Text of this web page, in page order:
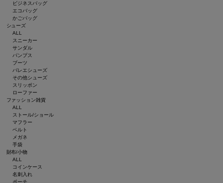
ビジネスバッグ
エコバッグ
かごバッグ
シューズ
ALL
スニーカー
サンダル
パンプス
ブーツ
バレエシューズ
その他シューズ
スリッポン
ローファー
ファッション雑貨
ALL
ストール/ショール
マフラー
ベルト
メガネ
手袋
財布/小物
ALL
コインケース
名刺入れ
ポーチ